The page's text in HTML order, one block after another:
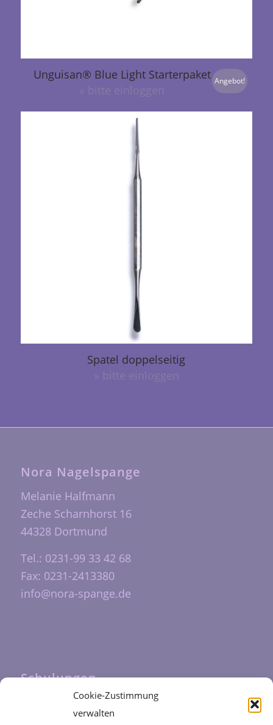
Cookie-Zustimmung
verwalten
Unguisan® Blue Light Starterpaket
» bitte einloggen
Angebot!
Spatel doppelseitig
» bitte einloggen
Nora Nagelspange
Melanie Halfmann
Zeche Scharnhorst 16
44328 Dortmund
Tel.: 0231-99 33 42 68
Fax: 0231-2413380
info@nora-spange.de
Schulungen
Unsere Schulungen werden durch das
Fortbildungszentrum Halfmann